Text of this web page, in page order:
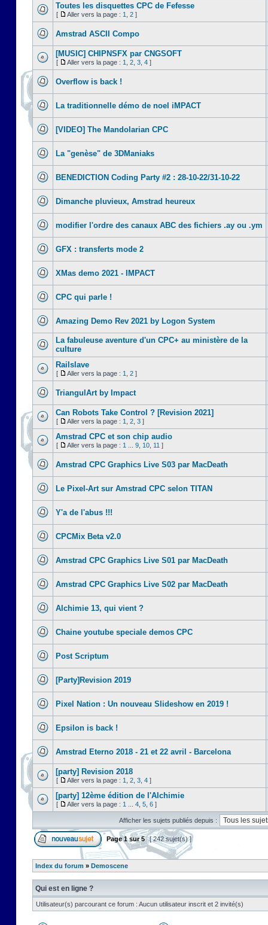
Toutes les disquettes CPC de Fefesse
[ Aller vers la page : 1 2 ]
Amstrad ASCII Compo
[MUSIC] CHIPNSFX par CNGSOFT
[ Aller vers la page : 1 2 3 4 ]
Overflow is back !
La traditionnelle démo de noel iMPACT
[VIDEO] The Mandolarian CPC
La "genèse" de 3DManiaks
BENEDICTION Coding Party #2 : 28-10-22/31-10-22
Dimanche pluvieux, Amstrad heureux
modifier l'ordre des canaux ABC des fichiers .ay ou .ym
GFX : transferts mode 2
XMas demo 2021 - IMPACT
CPC qui parle !
Amazing Demo Rev 2021 by Logon System
La fabuleuse aventure d'un CPC+ au ministère de la
culture
Railslave
[ Aller vers la page : 1 2 ]
TriangulArt by Impact
Can Robots Take Control ? [Revision 2021]
[ Aller vers la page : 1 2 3 ]
Amstrad CPC et son chip audio
[ Aller vers la page : 1 9 10 11 ]
Amstrad CPC Graphics Live S03 par MacDeath
Le Pixel-Art sur Amstrad CPC selon TITAN
Y'a de l'abus !!!
CPCMix Beta v2.0
Amstrad CPC Graphics Live S01 par MacDeath
Amstrad CPC Graphics Live S02 par MacDeath
Alchimie 13, qui vient ?
Chaine youtube speciale demos CPC
Post Scriptum
[Party]Revision 2019
Pixel Nation : Un nouveau Slideshow en 2019 !
Epsilon is back !
Amstrad Eterno 2018 - 21 et 22 avril - Barcelona
[party] Revision 2018
[ Aller vers la page : 1 2 3 4 ]
[party] 12ème édition de l'Alchimie
[ Aller vers la page : 1 4 5 6 ]
Afficher les sujets publiés depuis :
Page1sur5 [ 242 sujet(s) ]
Index du forum » Demoscene
Qui est en ligne ?
Utilisateur(s) parcourant ce forum : Aucun utilisateur inscrit et 2 invité(s)